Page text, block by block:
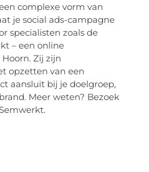
complexe vorm van
je social ads-campagne
specialisten zoals de
– een online
Zij zijn
opzetten van een
aansluit bij je doelgroep,
Meer weten? Bezoek